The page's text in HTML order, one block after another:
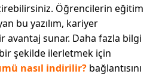
Öğrencilerin eğitim
bu yazılım, kariyer
avantaj sunar. Daha fazla bilgi
şekilde ilerletmek için
nasıl indirilir? bağlantısını